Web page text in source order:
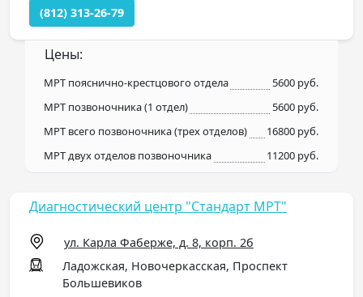
(812) 313-26-79
Цены:
МРТ пояснично-крестцового отдела
5600 руб.
МРТ позвоночника (1 отдел)
5600 руб.
МРТ всего позвоночника (трех отделов)
16800 руб.
МРТ двух отделов позвоночника
11200 руб.
Диагностический центр "Стандарт МРТ"
ул. Карла Фаберже, д. 8, корп. 2б
Ладожская, Новочеркасская, Проспект
Большевиков